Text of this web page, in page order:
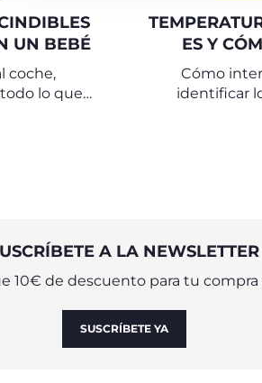
UN BEBÉ
coche,
lo que
ES Y
Cómo
identificar
A LA NEWSLETTER
10€ de descuento para tu compra
SUSCRÍBETE YA